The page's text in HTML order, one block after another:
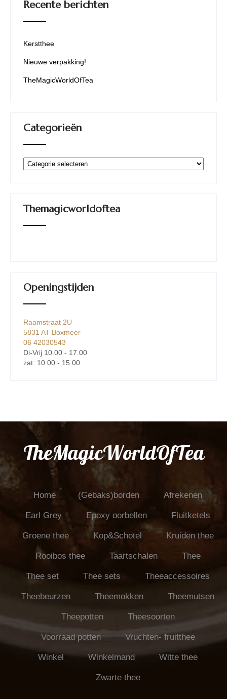
Recente berichten
Kerstthee
Nieuwe verpakking!
TheMagicWorldOfTea
Categorieën
Categorieën
Themagicworldoftea
Openingstijden
Raamstraat 2U
5831 AT Boxmeer
06 42030543
Di-Vrij 10.00 - 17.00
zat: 10.00 - 15.00
TheMagicWorldOfTea
Home (Gebaks)borden Afrekenen
Earl Grey Epoxy oorbellen Fluitketels
Groene thee Kop&Schotel Kruiden thee
Rooibos thee Taartschalen Thee
Thee set Thee sets Theeaccessoires
Theebeurzen Theemokken Theemutsen
Theepotten Theesoorten
Voorraad potten Vruchten- fruitthee
Winkel Winkelmand Witte thee
Zwarte thee